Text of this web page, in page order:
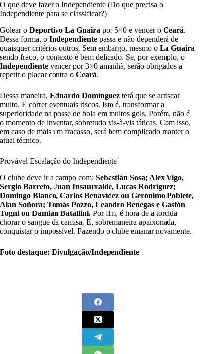
O que deve fazer o Independiente (Do que precisa o
Independiente para se classificar?)
Golear o Deportivo La Guaira por 5×0 e vencer o Ceará.
Dessa forma, o Independiente passa e não dependerá de
quaisquer critérios outros. Sem embargo, mesmo o La Guaira
sendo fraco, o contexto é bem delicado. Se, por exemplo, o
Independiente vencer por 3×0 amanhã, serão obrigados a
repetir o placar contra o Ceará.
Dessa maneira, Eduardo Domínguez terá que se arriscar
muito. E correr eventuais riscos. Isto é, transformar a
superioridade na posse de bola em muitos gols. Porém, não é
o momento de inventar, sobretudo vis-à-vis táticas. Com isso,
em caso de mais um fracasso, será bem complicado manter o
atual técnico.
Provável Escalação do Independiente
O clube deve ir a campo com: Sebastián Sosa; Alex Vigo,
Sergio Barreto, Juan Insaurralde, Lucas Rodríguez;
Domingo Blanco, Carlos Benavídez ou Gerónimo Poblete,
Alan Soñora; Tomás Pozzo, Leandro Benegas e Gastón
Togni ou Damián Batallini. Por fim, é hora de a torcida
chorar o sangue da camisa. E, sobremaneira apaixonada,
conquistar o impossível. Fazendo o clube emanar novamente.
Foto destaque: Divulgação/Independiente